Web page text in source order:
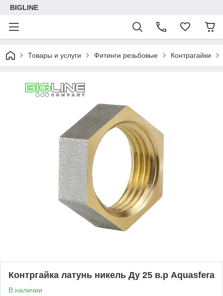
BIGLINE
Товары и услуги Фитинги резьбовые Контрагайки
Контргайка латунь никель Ду 25 в.р Aquasfera
В наличии